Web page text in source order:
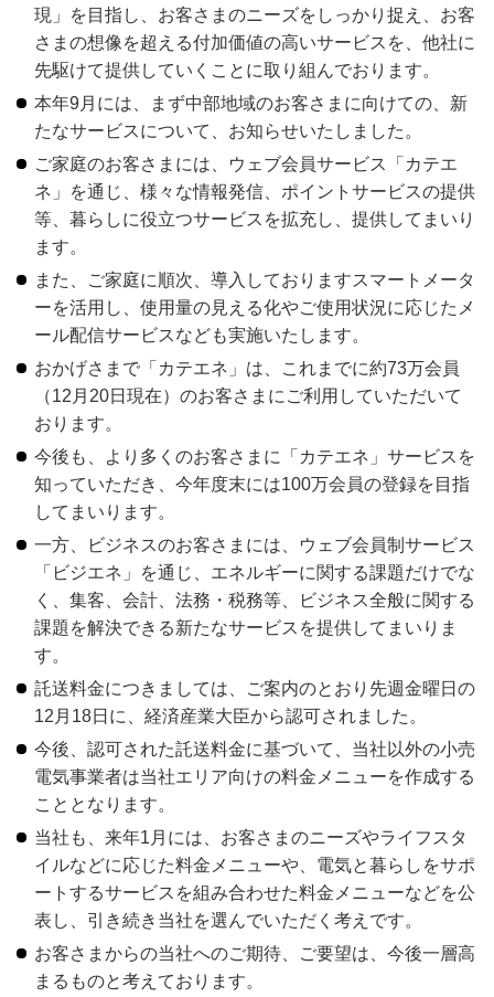
現」を目指し、お客さまのニーズをしっかり捉え、お客
さまの想像を超える付加価値の高いサービスを、他社に
先駆けて提供していくことに取り組んでおります。
本年9月には、まず中部地域のお客さまに向けての、新
たなサービスについて、お知らせいたしました。
ご家庭のお客さまには、ウェブ会員サービス「カテエ
ネ」を通じ、様々な情報発信、ポイントサービスの提供
等、暮らしに役立つサービスを拡充し、提供してまいり
ます。
また、ご家庭に順次、導入しておりますスマートメータ
ーを活用し、使用量の見える化やご使用状況に応じたメ
ール配信サービスなども実施いたします。
おかげさまで「カテエネ」は、これまでに約73万会員
（12月20日現在）のお客さまにご利用していただいて
おります。
今後も、より多くのお客さまに「カテエネ」サービスを
知っていただき、今年度末には100万会員の登録を目指
してまいります。
一方、ビジネスのお客さまには、ウェブ会員制サービス
「ビジエネ」を通じ、エネルギーに関する課題だけでな
く、集客、会計、法務・税務等、ビジネス全般に関する
課題を解決できる新たなサービスを提供してまいりま
す。
託送料金につきましては、ご案内のとおり先週金曜日の
12月18日に、経済産業大臣から認可されました。
今後、認可された託送料金に基づいて、当社以外の小売
電気事業者は当社エリア向けの料金メニューを作成する
こととなります。
当社も、来年1月には、お客さまのニーズやライフスタ
イルなどに応じた料金メニューや、電気と暮らしをサポ
ートするサービスを組み合わせた料金メニューなどを公
表し、引き続き当社を選んでいただく考えです。
お客さまからの当社へのご期待、ご要望は、今後一層高
まるものと考えております。